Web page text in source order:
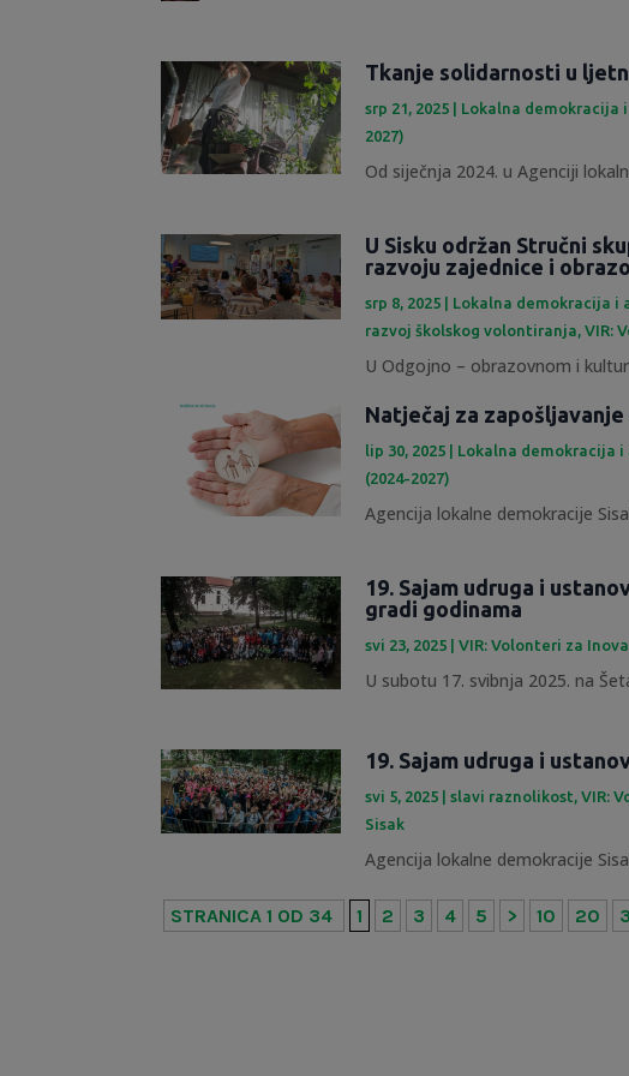
Tkanje solidarnosti u
srp 21, 2025 Lokalna demokracija
2027)
Od siječnja 2024. u Agenciji
U Sisku održan Stručni
razvoju zajednice i
srp 8, 2025 Lokalna demokracija i
razvoj školskog volontiranja,VIR:
U Odgojno – obrazovnom i
Natječaj za
lip 30, 2025 Lokalna demokracija
(2024-2027)
Agencija lokalne demokracije
19. Sajam udruga i
gradi godinama
svi 23, 2025 |VIR: Volonteri za
U subotu 17. svibnja 2025. na
19. Sajam udruga i
svi 5, 2025 |slavi raznolikost ,VIR:
Sisak
Agencija lokalne demokracije
STRANICA 1 OD 34 1 2 3 4 5 > 10 20